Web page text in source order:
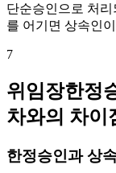
단순승인으로 처
를 어기면 상속인
7
위임장한정
차와의 차이
한정승인과 상